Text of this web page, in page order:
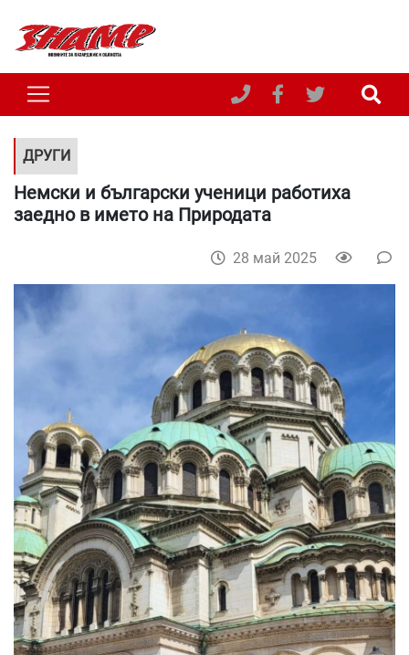
ДРУГИ
Немски и български ученици работиха
заедно в името на Природата
28 май 2025